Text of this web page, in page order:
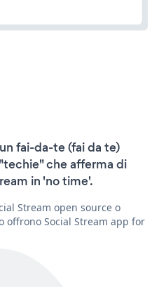
fai-da-te (fai da te)
che afferma di
in 'no time'.
Stream open source o
offrono Social Stream app for